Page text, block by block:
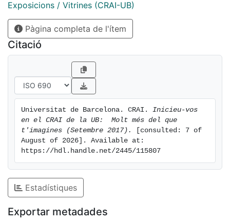
Exposicions / Vitrines (CRAI-UB)
Pàgina completa de l'ítem
Citació
Universitat de Barcelona. CRAI. Inicieu-vos
en el CRAI de la UB:  Molt més del que
t'imagines (Setembre 2017).
[consulted: 7 of
August of 2026]. Available at:
https://hdl.handle.net/2445/115807
Estadístiques
Exportar metadades